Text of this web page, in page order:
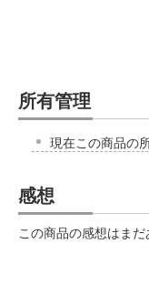
所有管理
現在この商品の
感想
この商品の感想はまだ